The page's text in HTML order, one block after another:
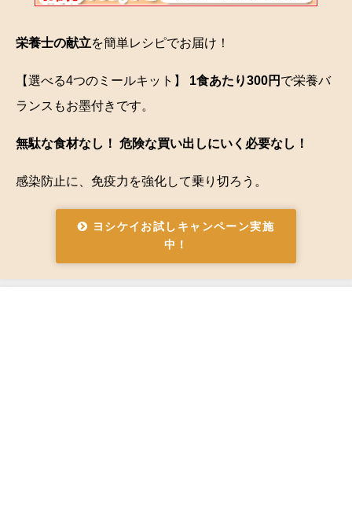
栄養士の献立を簡単レシピでお届け！
【選べる4つのミールキット】 1食あたり300円 で栄養バ
ランスもお墨付きです。
無駄な食材なし！ 危険な買い出しにいく必要なし！
感染防止に、免疫力を強化して乗り切ろう。
ヨシケイお試しキャンペーン実施
中！